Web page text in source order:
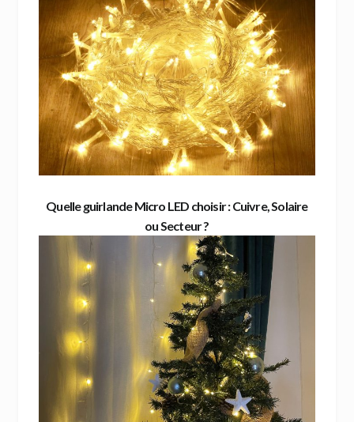
Quelle guirlande Micro LED choisir : Cuivre, Solaire
ou Secteur ?